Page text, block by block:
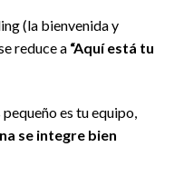
(la bienvenida y
reduce a “Aquí está tu
es tu equipo,
se integre bien